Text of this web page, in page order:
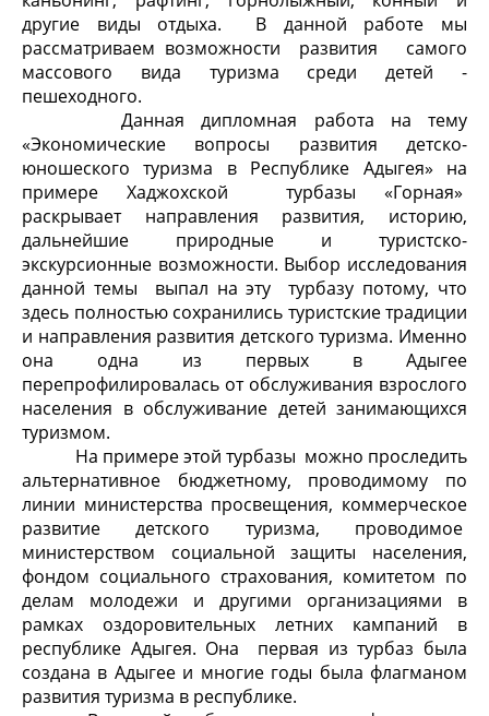
другие виды отдыха. В данной работе мы
рассматриваем возможности развития самого
массового вида туризма среди детей -
пешеходного.
Данная дипломная работа на тему
«Экономические вопросы развития детско-
юношеского туризма в Республике Адыгея» на
примере Хаджохской турбазы «Горная»
раскрывает направления развития, историю,
дальнейшие природные и туристско-
экскурсионные возможности. Выбор исследования
данной темы выпал на эту турбазу потому, что
здесь полностью сохранились туристские традиции
и направления развития детского туризма. Именно
она одна из первых в Адыгее
перепрофилировалась от обслуживания взрослого
населения в обслуживание детей занимающихся
туризмом.
На примере этой турбазы можно проследить
альтернативное бюджетному, проводимому по
линии министерства просвещения, коммерческое
развитие детского туризма, проводимое
министерством социальной защиты населения,
фондом социального страхования, комитетом по
делам молодежи и другими организациями в
рамках оздоровительных летних кампаний в
республике Адыгея. Она первая из турбаз была
создана в Адыгее и многие годы была флагманом
развития туризма в республике.